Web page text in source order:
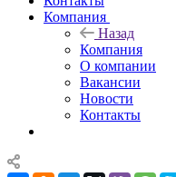
Компания
Назад
Компания
О компании
Вакансии
Новости
Контакты